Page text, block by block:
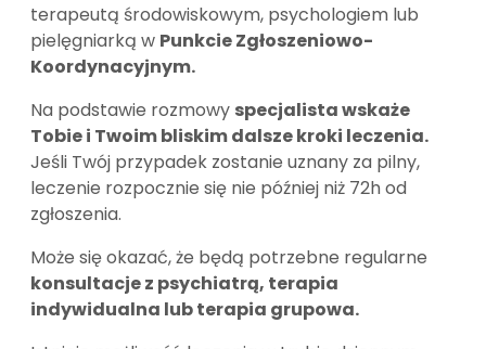
terapeutą środowiskowym, psychologiem lub
pielęgniarką w Punkcie Zgłoszeniowo-
Koordynacyjnym.
Na podstawie rozmowy specjalista wskaże
Tobie i Twoim bliskim dalsze kroki leczenia.
Jeśli Twój przypadek zostanie uznany za pilny,
leczenie rozpocznie się nie później niż 72h od
zgłoszenia.
Może się okazać, że będą potrzebne regularne
konsultacje z psychiatrą, terapia
indywidualna lub terapia grupowa.